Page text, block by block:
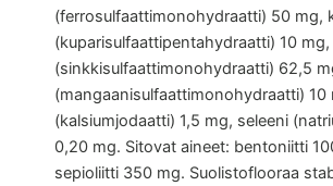
(ferrosulfaattimonohydraatti) 50 mg,
(kuparisulfaattipentahydraatti) 10
(sinkkisulfaattimonohydraatti) 62,5
(mangaanisulfaattimonohydraatti) 10
(kalsiumjodaatti) 1,5 mg, seleeni
0,20 mg. Sitovat aineet: bentoniitti
sepioliitti 350 mg. Suolistoflooraa